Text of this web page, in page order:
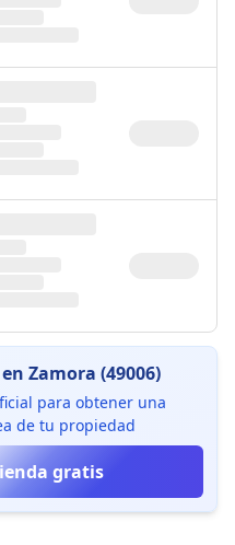
Zamora (49006)
para obtener una
de tu propiedad
gratis